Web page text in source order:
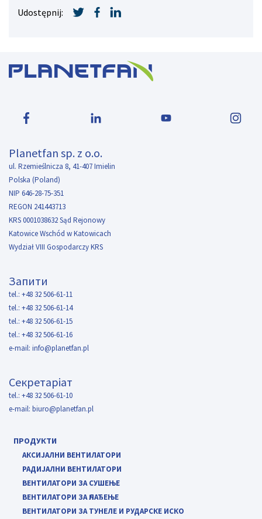
Udostępnij:
Planetfan sp. z o.o.
ul. Rzemieślnicza 8, 41-407 Imielin
Polska (Poland)
NIP 646-28-75-351
REGON 241443713
KRS 0001038632 Sąd Rejonowy
Katowice Wschód w Katowicach
Wydział VIII Gospodarczy KRS
Запити
tel.: +48 32 506-61-11
tel.: +48 32 506-61-14
tel.: +48 32 506-61-15
tel.: +48 32 506-61-16
e-mail: info@planetfan.pl
Секретаріат
tel.: +48 32 506-61-10
e-mail: biuro@planetfan.pl
ПРОДУКТИ
АКСИЈАЛНИ ВЕНТИЛАТОРИ
РАДИЈАЛНИ ВЕНТИЛАТОРИ
ВЕНТИЛАТОРИ ЗА СУШЕЊЕ
ВЕНТИЛАТОРИ ЗА ҺЛАЂЕЊЕ
ВЕНТИЛАТОРИ ЗА ТУНЕЛЕ И РУДАРСКЕ ИСКО